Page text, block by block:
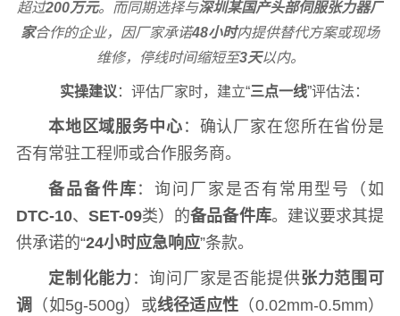
超过200万元。而同期选择与深圳某国产头部伺服张力器厂
家合作的企业，因厂家承诺48小时内提供替代方案或现场
维修，停线时间缩短至3天以内。
实操建议 ：评估厂家时，建立“三点一线”评估法：
本地区域服务中心 ：确认厂家在您所在省份是
否有常驻工程师或合作服务商。
备品备件库 ：询问厂家是否有常用型号（如
DTC-10、SET-09类）的备品备件库。建议要求其提
供承诺的“24小时应急响应”条款。
定制化能力 ：询问厂家是否能提供张力范围可
调
（如5g-500g）或线径适应性 （0.02mm-0.5mm）